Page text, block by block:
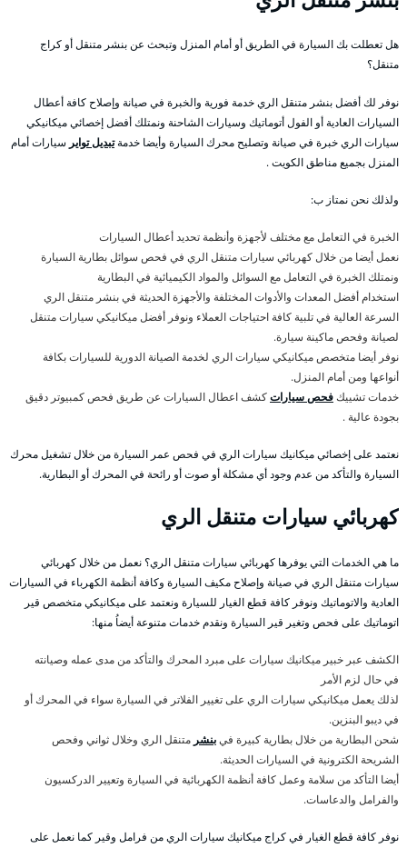
هل تعطلت بك السيارة في الطريق أو أمام المنزل وتبحث عن بنشر متنقل أو كراج
متنقل؟
نوفر لك أفضل بنشر متنقل الري خدمة فورية والخبرة في صيانة وإصلاح كافة أعطال
السيارات العادية أو الفول أتوماتيك وسيارات الشاحنة ونمتلك أفضل إخصائي ميكانيكي
سيارات الري خبرة في صيانة وتصليح محرك السيارة وأيضا خدمةتبديل تواير سيارات أمام
المنزل بجميع مناطق الكويت .
ولذلك نحن نمتاز ب:
الخبرة في التعامل مع مختلف لأجهزة وأنظمة تحديد أعطال السيارات
نعمل أيضا من خلال كهربائي سيارات متنقل الري في فحص سوائل بطارية السيارة
ونمتلك الخبرة في التعامل مع السوائل والمواد الكيميائية في البطارية
استخدام أفضل المعدات والأدوات المختلفة والأجهزة الحديثة في بنشر متنقل الري
السرعة العالية في تلبية كافة احتياجات العملاء ونوفر أفضل ميكانيكي سيارات متنقل
لصيانة وفحص ماكينة سيارة.
نوفر أيضا متخصص ميكانيكي سيارات الري لخدمة الصيانة الدورية للسيارات بكافة
أنواعها ومن أمام المنزل.
خدمات تشييكفحص سياراتكشف اعطال السيارات عن طريق فحص كمبيوتر دقيق
بجودة عالية .
نعتمد على إخصائي ميكانيك سيارات الري في فحص عمر السيارة من خلال تشغيل محرك
السيارة والتأكد من عدم وجود أي مشكلة أو صوت أو رائحة في المحرك أو البطارية.
كهربائي سيارات متنقل الري
ما هي الخدمات التي يوفرها كهربائي سيارات متنقل الري؟ نعمل من خلال كهربائي
سيارات متنقل الري في صيانة وإصلاح مكيف السيارة وكافة أنظمة الكهرباء في السيارات
العادية والاتوماتيك ونوفر كافة قطع الغيار للسيارة ونعتمد على ميكانيكي متخصص قير
اتوماتيك على فحص وتغير قير السيارة ونقدم خدمات متنوعة أيضاُ منها:
الكشف عبر خبير ميكانيك سيارات على مبرد المحرك والتأكد من مدى عمله وصيانته
في حال لزم الأمر
لذلك يعمل ميكانيكي سيارات الري على تغيير الفلاتر في السيارة سواء في المحرك أو
في ديبو البنزين.
شحن البطارية من خلال بطارية كبيرة فيبنشر متنقل الري وخلال ثواني وفحص
الشريحة الكترونية في السيارات الحديثة.
أيضا التأكد من سلامة وعمل كافة أنظمة الكهربائية في السيارة وتعيير الدركسيون
والفرامل والدعاسات.
نوفر كافة قطع الغيار في كراج ميكانيك سيارات الري من فرامل وقير كما نعمل على